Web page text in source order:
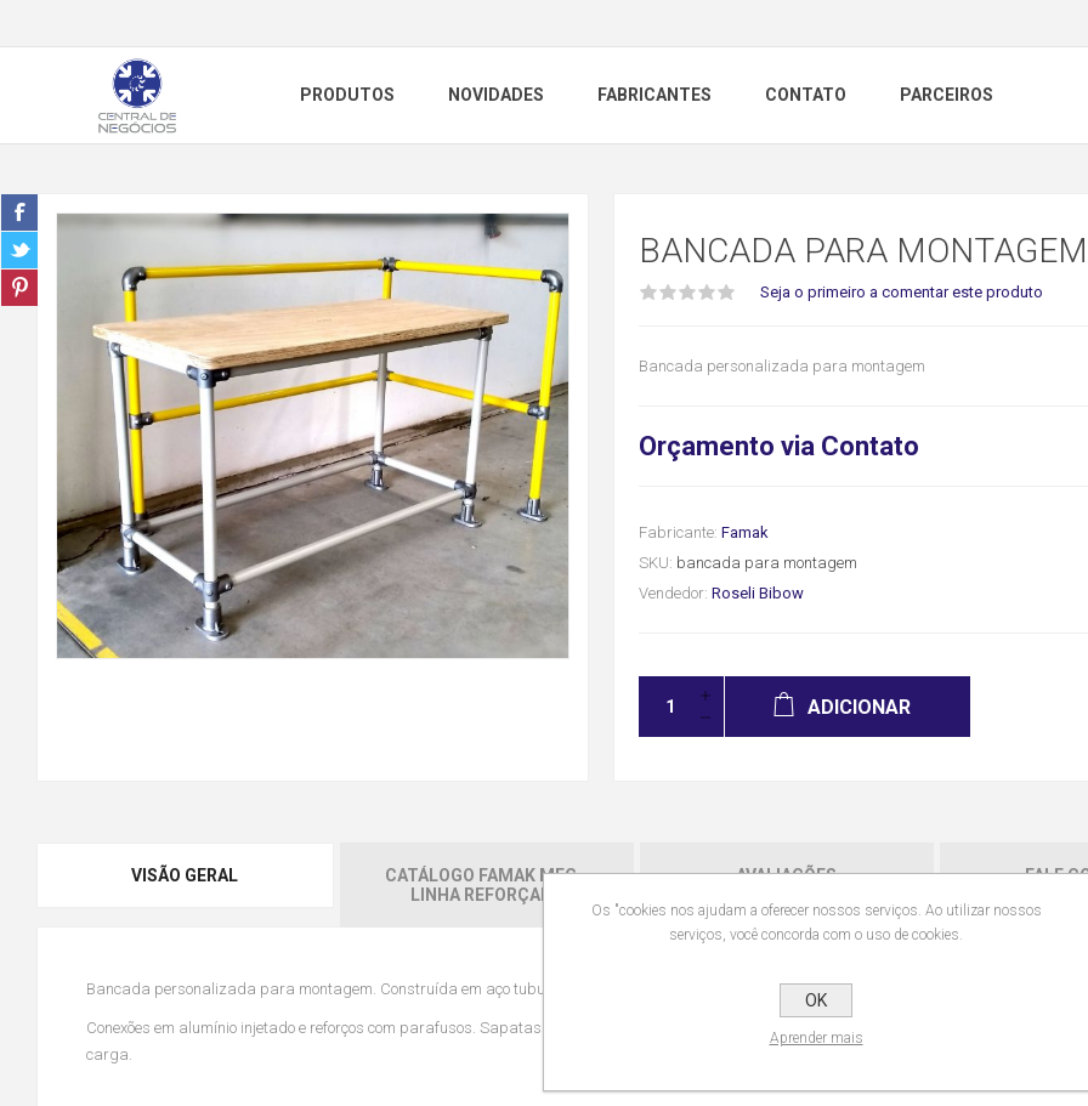
PRODUTOS NOVIDADES FABRICANTES CONTATO PARCEIROS
BANCADA PARA MONTAGEM
Seja o primeiro a comentar este produto
Bancada personalizada para montagem
Orçamento via Contato
Fabricante: Famak
SKU: bancada para montagem
Vendedor: Roseli Bibow
ADICIONAR
VISÃO GERAL
CATÁLOGO FAMAK MEG -
LINHA REFORÇADA
AVALIAÇÕES FALE
Bancada personalizada para montagem. Construída em aço tubular reforçado com pintura na cor amarelo.
Conexões em alumínio injetado e reforços com parafusos. Sapatas de fundação para fixação ao piso. Tampo em madeira compensada para
carga.
Os "cookies nos ajudam a oferecer nossos serviços. Ao utilizar nossos
serviços, você concorda com o uso de cookies.
OK
Aprender mais